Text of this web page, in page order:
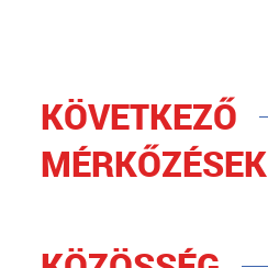
KÖVETKEZŐ
MÉRKŐZÉSEK